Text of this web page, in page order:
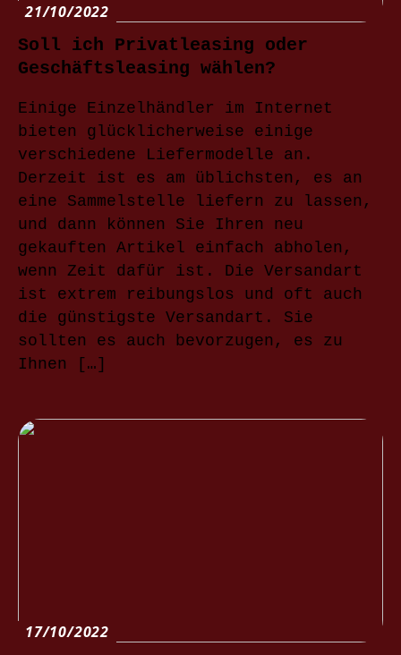
21/10/2022
Soll ich Privatleasing oder
Geschäftsleasing wählen?
Einige Einzelhändler im Internet
bieten glücklicherweise einige
verschiedene Liefermodelle an.
Derzeit ist es am üblichsten, es an
eine Sammelstelle liefern zu lassen,
und dann können Sie Ihren neu
gekauften Artikel einfach abholen,
wenn Zeit dafür ist. Die Versandart
ist extrem reibungslos und oft auch
die günstigste Versandart. Sie
sollten es auch bevorzugen, es zu
Ihnen […]
17/10/2022